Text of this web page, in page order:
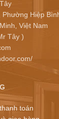
Phường Hiệp
Việt Nam
Tây )
toán